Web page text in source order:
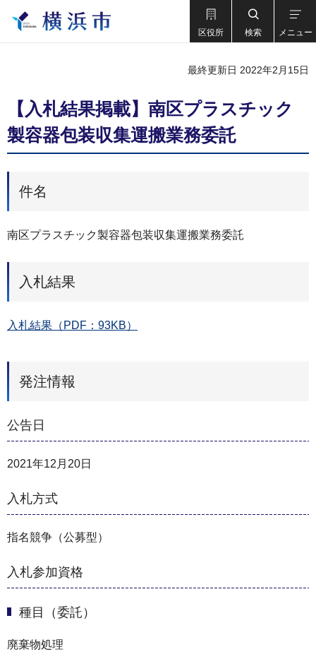
区役所 検索 メニュー
最終更新日 2022年2月15日
【入札結果掲載】南区プラスチック
製容器包装収集運搬業務委託
件名
南区プラスチック製容器包装収集運搬業務委託
入札結果
入札結果（PDF：93KB）
発注情報
公告日
2021年12月20日
入札方式
指名競争（公募型）
入札参加資格
種目（委託）
廃棄物処理